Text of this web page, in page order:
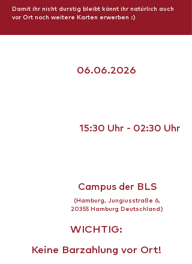
Damit ihr nicht durstig bleibt könnt ihr natürlich auch
vor Ort noch weitere Karten erwerben :)
06.06.2026
15:30 Uhr - 02:30 Uhr
Campus der BLS
(Hamburg, Jungiusstraße 6,
20355 Hamburg Deutschland)
WICHTIG:
Keine Barzahlung vor Ort!